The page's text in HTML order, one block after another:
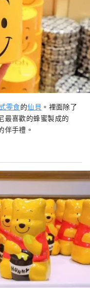
零食的仙貝 。裡面除了
最喜歡的蜂蜜製成的
伴手禮。